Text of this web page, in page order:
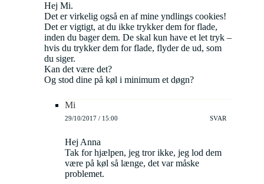
Hej Mi.
Det er virkelig også en af mine yndlings cookies!
Det er vigtigt, at du ikke trykker dem for flade,
inden du bager dem. De skal kun have et let tryk –
hvis du trykker dem for flade, flyder de ud, som
du siger.
Kan det være det?
Og stod dine på køl i minimum et døgn?
Mi
29/10/2017 / 15:00 SVAR
Hej Anna
Tak for hjælpen, jeg tror ikke, jeg lod dem
være på køl så længe, det var måske
problemet.